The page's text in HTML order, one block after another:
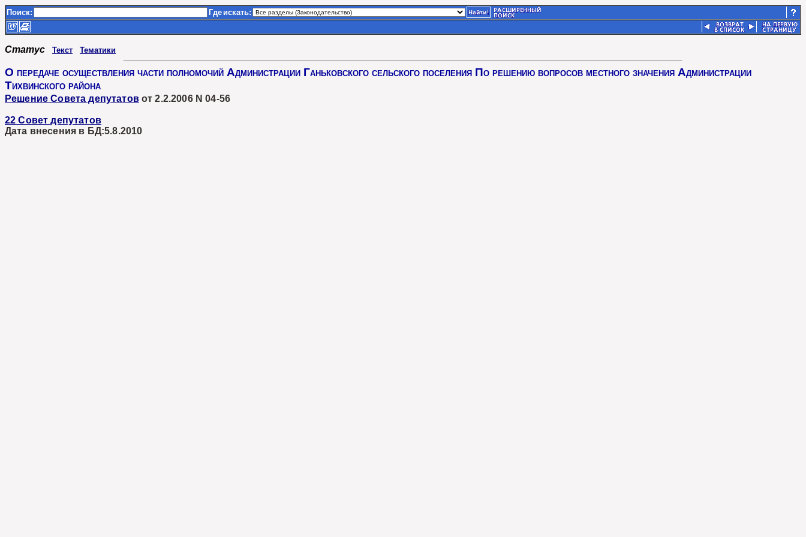
Поиск: Где искать:
Статус Текст Тематики
О передаче осуществления части полномочий Администрации Ганьковского сельского поселения По решению вопросов местного значения Администрации
Тихвинского района
Решение Совета депутатовот 2.2.2006 N 04-56
22 Совет депутатов
Дата внесения в БД:5.8.2010